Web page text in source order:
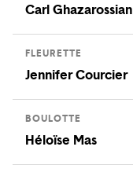
Carl Ghazarossian
FLEURETTE
Jennifer Courcier
BOULOTTE
Héloïse Mas